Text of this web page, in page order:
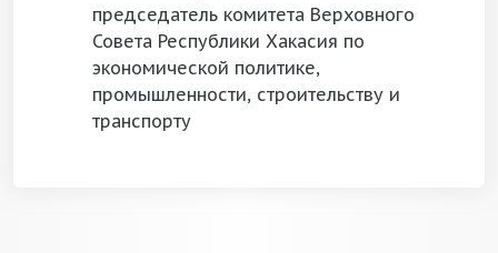
председатель комитета Верховного
Совета Республики Хакасия по
экономической политике,
промышленности, строительству и
транспорту